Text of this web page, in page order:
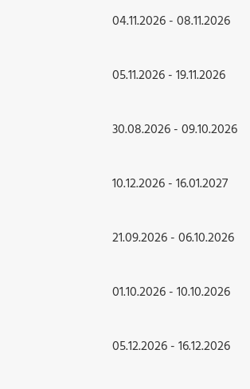
04.11.2026 - 08.11.2026
05.11.2026 - 19.11.2026
30.08.2026 - 09.10.2026
10.12.2026 - 16.01.2027
21.09.2026 - 06.10.2026
01.10.2026 - 10.10.2026
05.12.2026 - 16.12.2026